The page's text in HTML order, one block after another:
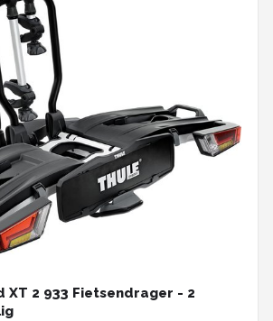
XT 2 933 Fietsendrager - 2